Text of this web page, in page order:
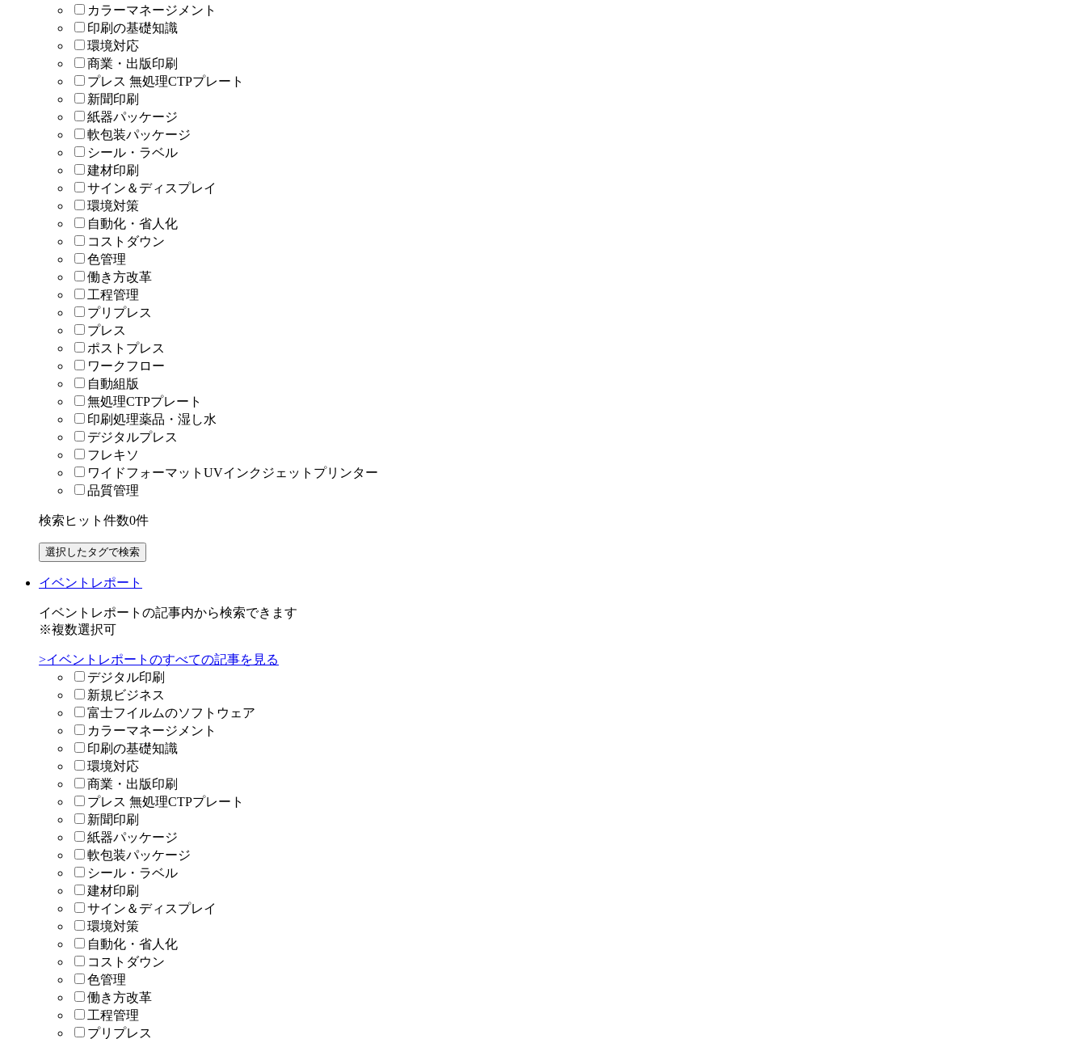
カラーマネージメント
印刷の基礎知識
環境対応
商業・出版印刷
プレス 無処理CTPプレート
新聞印刷
紙器パッケージ
軟包装パッケージ
シール・ラベル
建材印刷
サイン＆ディスプレイ
環境対策
自動化・省人化
コストダウン
色管理
働き方改革
工程管理
プリプレス
プレス
ポストプレス
ワークフロー
自動組版
無処理CTPプレート
印刷処理薬品・湿し水
デジタルプレス
フレキソ
ワイドフォーマットUVインクジェットプリンター
品質管理
検索ヒット件数0件
イベントレポート
イベントレポートの記事内から検索できます
※複数選択可
>イベントレポートのすべての記事を見る
デジタル印刷
新規ビジネス
富士フイルムのソフトウェア
カラーマネージメント
印刷の基礎知識
環境対応
商業・出版印刷
プレス 無処理CTPプレート
新聞印刷
紙器パッケージ
軟包装パッケージ
シール・ラベル
建材印刷
サイン＆ディスプレイ
環境対策
自動化・省人化
コストダウン
色管理
働き方改革
工程管理
プリプレス